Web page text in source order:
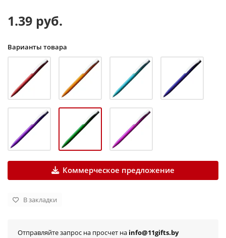
1.39 руб.
Варианты товара
Коммерческое предложение
В закладки
Отправляйте запрос на просчет на info@11gifts.by